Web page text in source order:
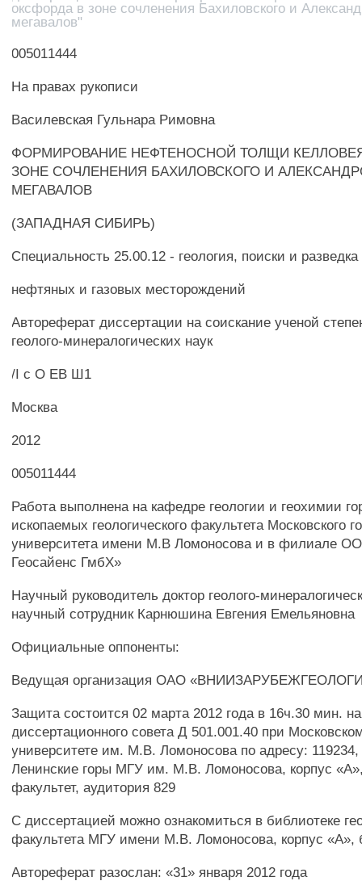
оксфорда в зоне сочленения Бахиловского и
мегавалов"
005011444
На правах рукописи
Василевская Гульнара Римовна
ФОРМИРОВАНИЕ НЕФТЕНОСНОЙ ТОЛЩИ
ЗОНЕ СОЧЛЕНЕНИЯ БАХИЛОВСКОГО И
МЕГАВАЛОВ
(ЗАПАДНАЯ СИБИРЬ)
Специальность 25.00.12 - геология, поиски и разведка
нефтяных и газовых месторождений
Автореферат диссертации на соискание ученой
геолого-минералогических наук
/I с О ЕВ Ш1
Москва
2012
005011444
Работа выполнена на кафедре геологии и геохимии
ископаемых геологического факультета Московского
университета имени М.В Ломоносова и в филиале
Геосайенс ГмбХ»
Научный руководитель доктор геолого-
научный сотрудник Карнюшина Евгения Емельяновна
Официальные оппоненты:
Ведущая организация ОАО
Защита состоится 02 марта 2012 года в 16ч.30 мин.
диссертационного совета Д 501.001.40 при
университете им. М.В. Ломоносова по адресу: 119234,
Ленинские горы МГУ им. М.В. Ломоносова, корпус «А»,
факультет, аудитория 829
С диссертацией можно ознакомиться в библиотеке
факультета МГУ имени М.В. Ломоносова, корпус «А»,
Автореферат разослан: «31» января 2012 года